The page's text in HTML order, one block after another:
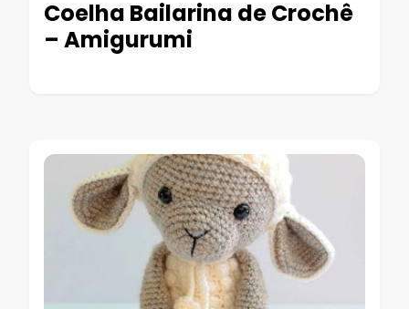
Coelha Bailarina de Crochê
– Amigurumi